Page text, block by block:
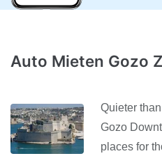
Auto Mieten Gozo
Quieter
Gozo
places for